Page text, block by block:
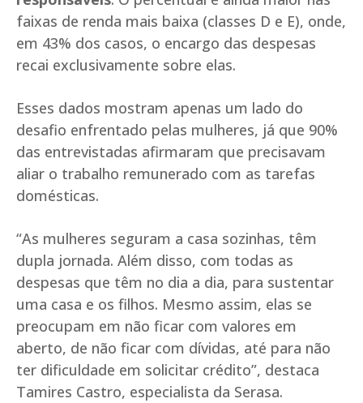
faixas de renda mais baixa (classes D e E), onde,
em 43% dos casos, o encargo das despesas
recai exclusivamente sobre elas.
Esses dados mostram apenas um lado do
desafio enfrentado pelas mulheres, já que 90%
das entrevistadas afirmaram que precisavam
aliar o trabalho remunerado com as tarefas
domésticas.
“As mulheres seguram a casa sozinhas, têm
dupla jornada. Além disso, com todas as
despesas que têm no dia a dia, para sustentar
uma casa e os filhos. Mesmo assim, elas se
preocupam em não ficar com valores em
aberto, de não ficar com dívidas, até para não
ter dificuldade em solicitar crédito”, destaca
Tamires Castro, especialista da Serasa.